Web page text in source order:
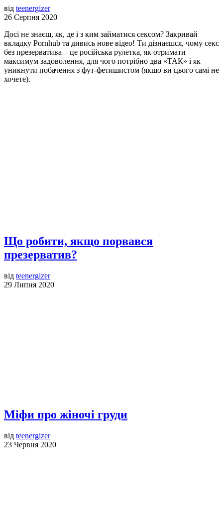
від teenergizer
26 Серпня 2020
Досі не знаєш, як, де і з ким займатися сексом? Закривай
вкладку Pornhub та дивись нове відео! Ти дізнаєшся, чому секс
без презерватива – це російська рулетка, як отримати
максимум задоволення, для чого потрібно два «ТАК» і як
уникнути побачення з фут-фетишистом (якщо ви цього самі не
хочете).
Що робити, якщо порвався
презерватив?
від teenergizer
29 Липня 2020
Міфи про жіночі груди
від teenergizer
23 Червня 2020